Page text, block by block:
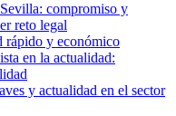
compromiso y
reto legal
rápido y económico
en la actualidad:
y actualidad en el sector